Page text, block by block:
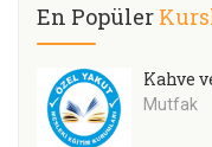
En Popüler
Kahve
Mutfak